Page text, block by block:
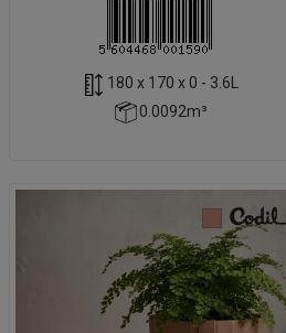
180 x 170 x 0 - 3.6L
0.0092m³